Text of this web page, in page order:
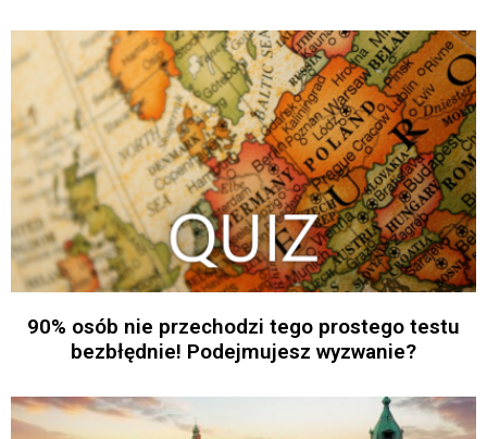
90% osób nie przechodzi tego prostego testu
bezbłędnie! Podejmujesz wyzwanie?